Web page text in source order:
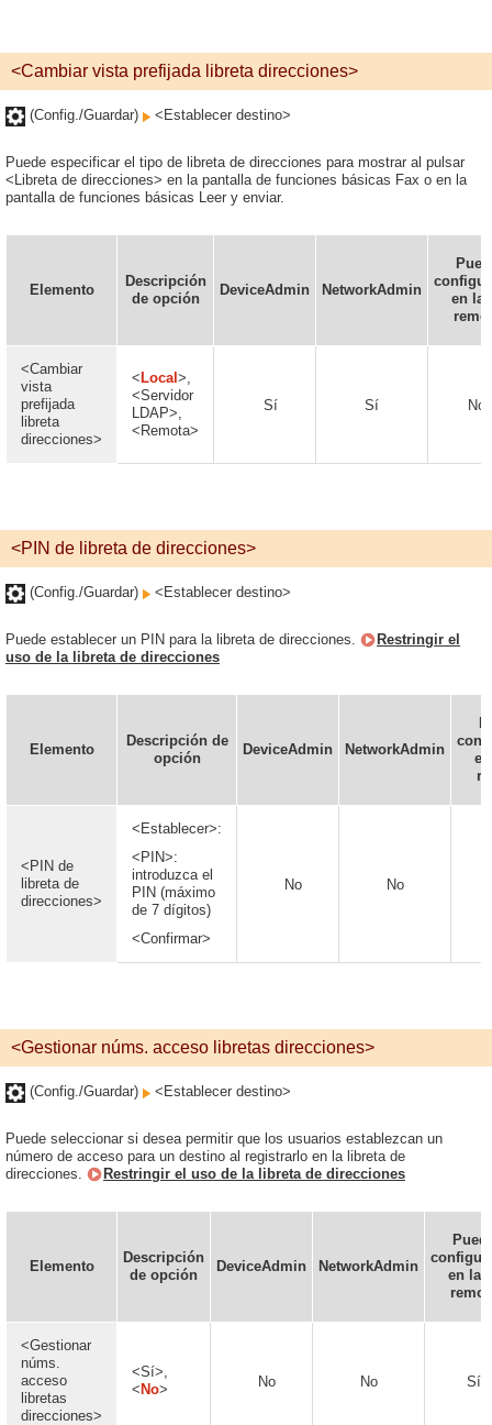
<Cambiar vista prefijada libreta direcciones>
(Config./Guardar) <Establecer destino>
Puede especificar el tipo de libreta de direcciones para mostrar al pulsar
<Libreta de direcciones> en la pantalla de funciones básicas Fax o en la
pantalla de funciones básicas Leer y enviar.
Elemento
Descripción
de opción
DeviceAdmin NetworkAdmin
en la
<Cambiar
vista
prefijada
libreta
direcciones>
< Local >,
<Servidor
LDAP>,
<Remota>
Sí Sí No
<PIN de libreta de direcciones>
(Config./Guardar) <Establecer destino>
Puede establecer un PIN para la libreta de direcciones.
Restringir el
uso de la libreta de direcciones
Elemento
Descripción de
opción
DeviceAdmin NetworkAdmin
<PIN de
libreta de
direcciones>
<Establecer>:
<PIN>:
introduzca el
PIN (máximo
de 7 dígitos)
<Confirmar>
No No
<Gestionar núms. acceso libretas direcciones>
(Config./Guardar) <Establecer destino>
Puede seleccionar si desea permitir que los usuarios establezcan un
número de acceso para un destino al registrarlo en la libreta de
direcciones.
Restringir el uso de la libreta de direcciones
Elemento
Descripción
de opción
DeviceAdmin NetworkAdmin
en la
<Gestionar
núms.
acceso
libretas
direcciones>
<Sí>,
< No> No No Sí